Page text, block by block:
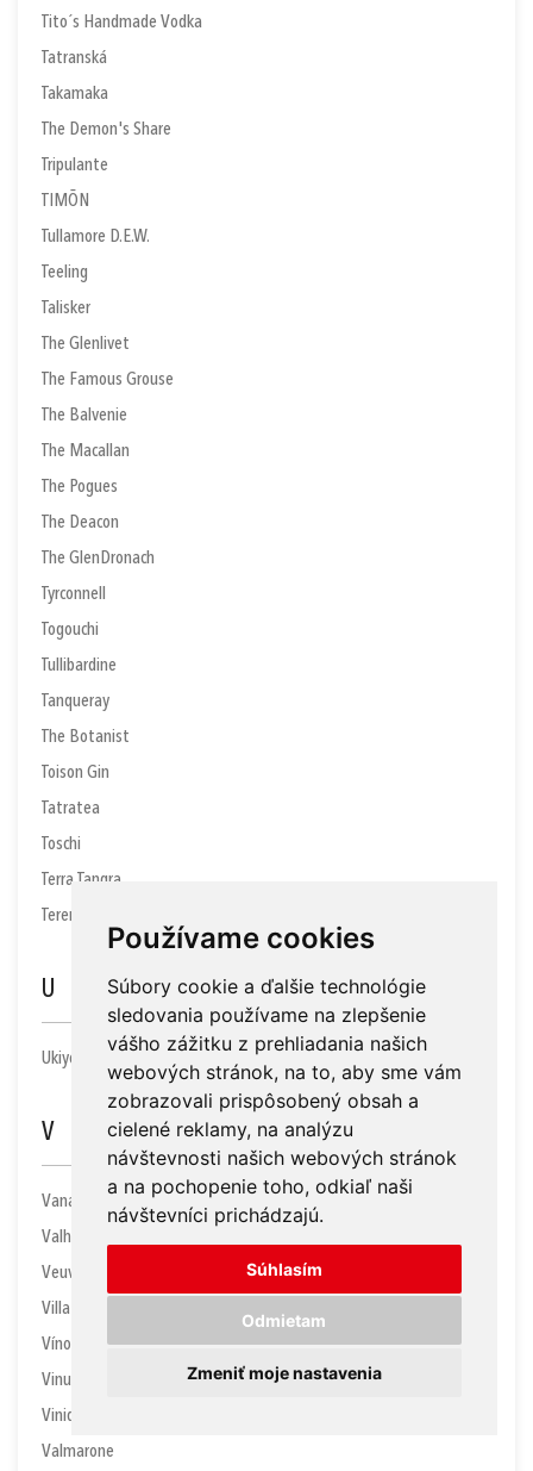
Používame cookies
Súbory cookie a ďalšie technológie
sledovania používame na zlepšenie
vášho zážitku z prehliadania našich
webových stránok, na to, aby sme vám
zobrazovali prispôsobený obsah a
cielené reklamy, na analýzu
návštevnosti našich webových stránok
a na pochopenie toho, odkiaľ naši
návštevníci prichádzajú.
Súhlasím
Odmietam
Zmeniť moje nastavenia
Tito´s Handmade Vodka
Tatranská
Takamaka
The Demon's Share
Tripulante
TIMŌN
Tullamore D.E.W.
Teeling
Talisker
The Glenlivet
The Famous Grouse
The Balvenie
The Macallan
The Pogues
The Deacon
The GlenDronach
Tyrconnell
Togouchi
Tullibardine
Tanqueray
The Botanist
Toison Gin
Tatratea
Toschi
Terra Tangra
Teremana
U
Ukiyo
V
Vanapo
Valhalla
Veuve Clicquot
Villa Maria
Víno Nitra
Vinum Nobile Winery
Vinidi
Valmarone